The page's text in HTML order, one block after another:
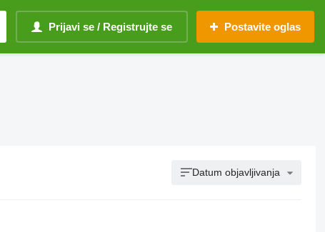
Prijavi se / Registrujte se Postavite oglas
Datum objavljivanja